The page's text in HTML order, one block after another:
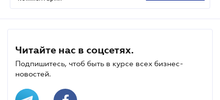
Читайте нас в соцсетях.
Подпишитесь, чтоб быть в курсе всех бизнес-
новостей.